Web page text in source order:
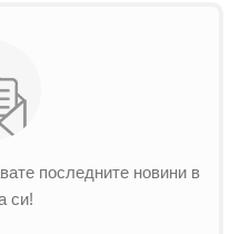
последните новини в
си!